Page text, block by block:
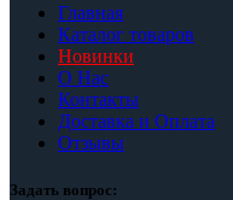
Главная
Каталог товаров
Новинки
О Нас
Контакты
Доставка и Оплата
Отзывы
Задать вопрос: